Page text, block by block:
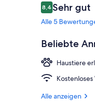
Bewertungen
8,48,4 von 10.
Sehr gut
Alle 5
Beliebte
Haustiere
Kostenloses
Alle anzeigen